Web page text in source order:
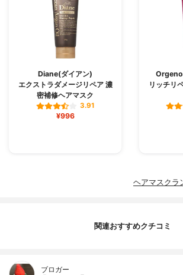
Diane(ダイアン)
エクストラダメージリペア 濃
密補修ヘアマスク
3.91
¥996
リッチリ
ヘアマスクラ
関連おすすめクチコミ
ブロガー